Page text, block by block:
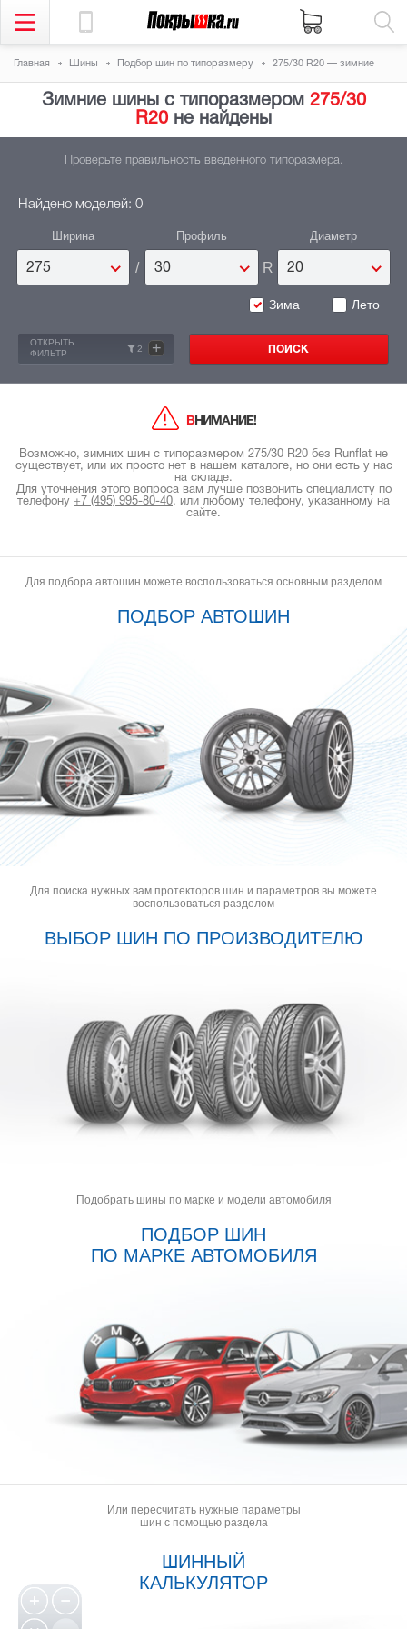
Главная Шины Подбор шин по типоразмеру 275/30 R20 — зимние
Зимние шины с типоразмером 275/30
R20 не найдены
Проверьте правильность введенного типоразмера.
Найдено моделей: 0
Ширина
275 /
Профиль
30 R
Диаметр
20
Зима Лето
ОТКРЫТЬ
ФИЛЬТР
2 +
ВНИМАНИЕ!
Возможно, зимних шин с типоразмером 275/30 R20 без Runflat не
существует, или их просто нет в нашем каталоге, но они есть у нас
на складе.
Для уточнения этого вопроса вам лучше позвонить специалисту по
телефону +7 (495) 995-80-40. или любому телефону, указанному на
сайте.
Для подбора автошин можете воспользоваться основным разделом
ПОДБОР АВТОШИН
Для поиска нужных вам протекторов шин и параметров вы можете
воспользоваться разделом
ВЫБОР ШИН ПО ПРОИЗВОДИТЕЛЮ
Подобрать шины по марке и модели автомобиля
ПОДБОР ШИН
ПО МАРКЕ АВТОМОБИЛЯ
Или пересчитать нужные параметры
шин с помощью раздела
ШИННЫЙ
КАЛЬКУЛЯТОР